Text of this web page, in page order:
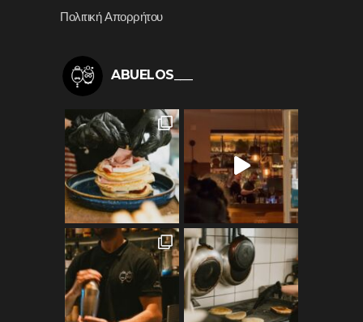
Πολιτική Απορρήτου
ABUELOS___